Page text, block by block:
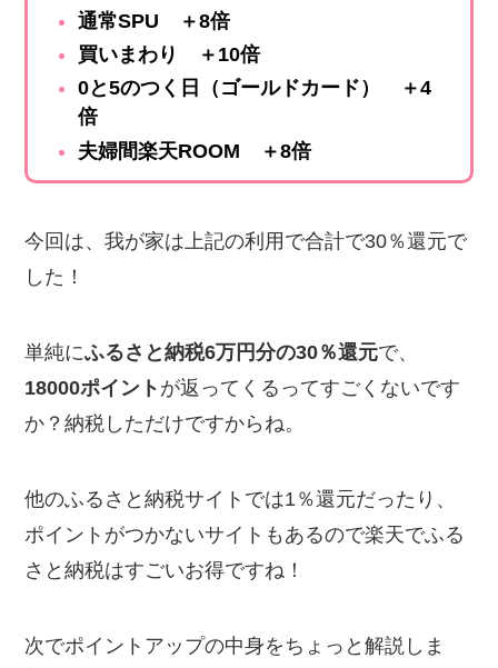
通常SPU
＋8倍
買いまわり
＋10倍
0と5のつく日（ゴールドカード）
＋4
倍
夫婦間楽天ROOM
＋8倍
今回は、我が家は上記の利用で合計で30％還元で
した！
単純にふるさと納税6万円分の30％還元で、
18000ポイント が返ってくるってすごくないです
か？納税しただけですからね。
他のふるさと納税サイトでは1％還元だったり、
ポイントがつかないサイトもあるので楽天でふる
さと納税はすごいお得ですね！
次でポイントアップの中身をちょっと解説しま